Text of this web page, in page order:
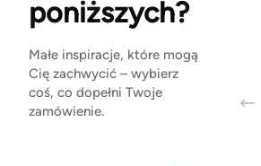
poniższych?
Małe inspiracje, które mogą
Cię zachwycić – wybierz
coś, co dopełni Twoje
zamówienie.